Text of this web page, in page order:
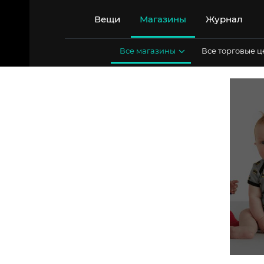
Вещи Магазины Журнал
Все магазины Все торговые